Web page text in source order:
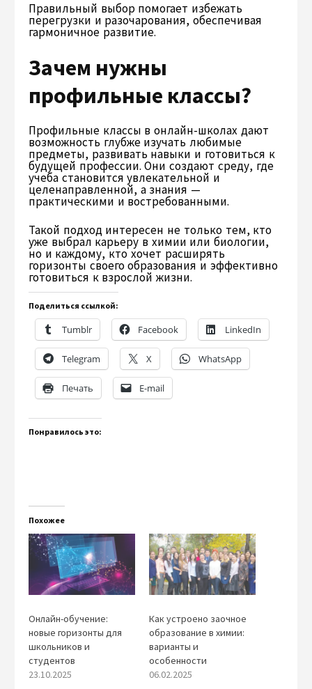
Правильный выбор помогает избежать
перегрузки и разочарования, обеспечивая
гармоничное развитие.
Зачем нужны
профильные классы?
Профильные классы в онлайн-школах дают
возможность глубже изучать любимые
предметы, развивать навыки и готовиться к
будущей профессии. Они создают среду, где
учеба становится увлекательной и
целенаправленной, а знания —
практическими и востребованными.
Такой подход интересен не только тем, кто
уже выбрал карьеру в химии или биологии,
но и каждому, кто хочет расширять
горизонты своего образования и эффективно
готовиться к взрослой жизни.
Поделиться ссылкой:
Tumblr Facebook LinkedIn
Telegram X WhatsApp
Печать E-mail
Понравилось это:
Похожее
Онлайн-обучение:
новые горизонты для
школьников и
студентов
23.10.2025
Как устроено заочное
образование в химии:
варианты и
особенности
06.02.2025